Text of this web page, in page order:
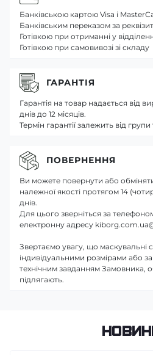
Банківською картою Visa і
Банківським переказом за
Готівкою при отриманні у
Готівкою при самовивозі зі складу
ГАРАНТІЯ
Гарантія на товар надається від
днів до 12 місяців.
Термін гарантії залежить від групи
ПОВЕРНЕННЯ
Ви можете повернути або
належної якості протягом 14
днів.
Для цього зверніться за
електронну адресу
Звертаємо увагу, що маскувальні
індивідуальними розмірами або
технічним завданням Замовника,
підлягають.